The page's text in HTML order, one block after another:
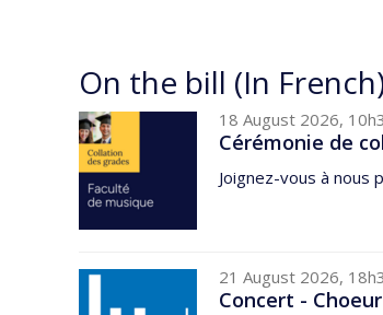
On the bill (In
18 August 2026,
Cérémonie de
Joignez-vous à nous
21 August 2026,
Concert -